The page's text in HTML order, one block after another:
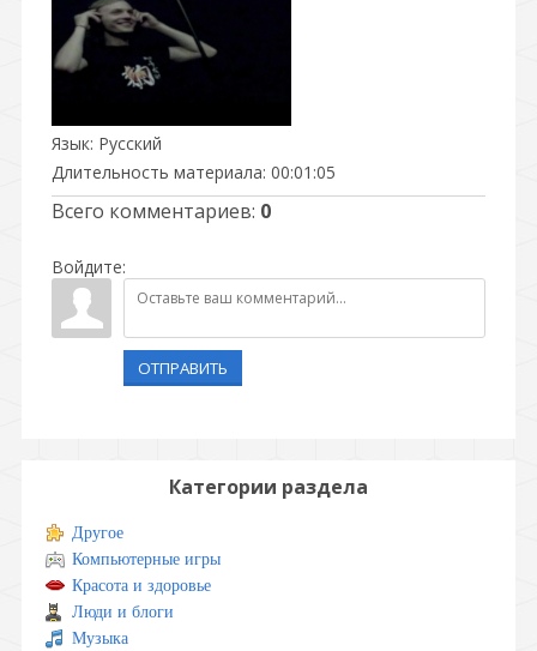
Язык: Русский
Длительность материала: 00:01:05
Всего комментариев: 0
Войдите:
ОТПРАВИТЬ
Категории раздела
Другое
Компьютерные игры
Красота и здоровье
Люди и блоги
Музыка